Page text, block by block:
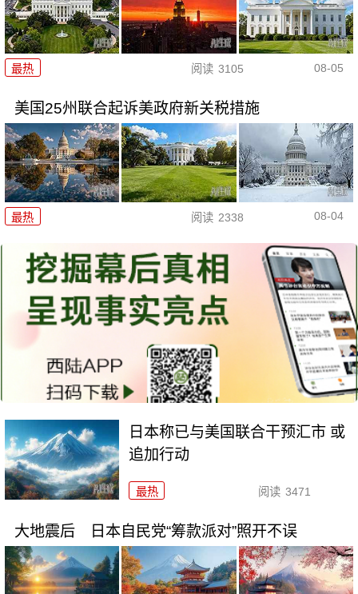
最热 阅读 3105 08-05
美国25州联合起诉美政府新关税措施
最热 阅读 2338 08-04
日本称已与美国联合干预汇市 或
追加行动
最热 阅读 3471
大地震后 日本自民党“筹款派对”照开不误